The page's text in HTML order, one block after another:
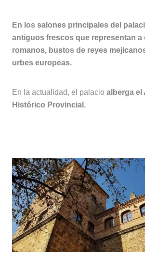
En los salones principales del
antiguos frescos que representan a
romanos, bustos de reyes
urbes europeas.
En la actualidad, el palacio alberga el
Histórico Provincial.